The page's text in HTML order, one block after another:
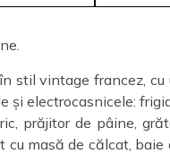
stil vintage francez,
și electrocasnicele:
prăjitor de pâine,
cu masă de călcat,